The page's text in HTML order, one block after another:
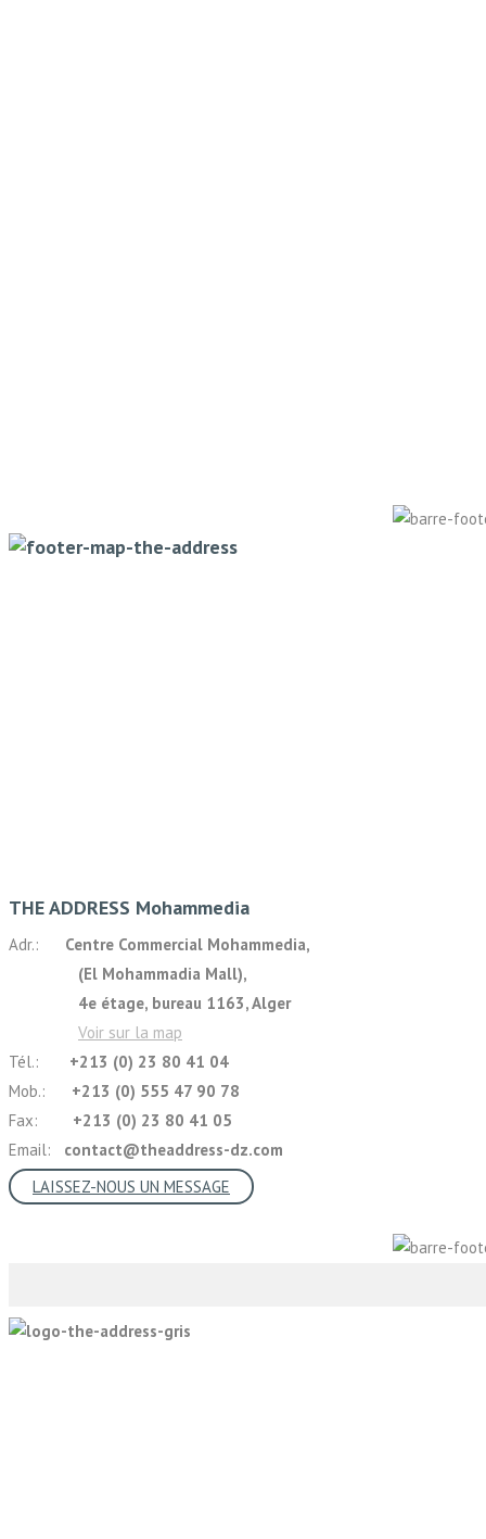
THE ADDRESS Mohammedia
Adr.: Centre Commercial Mohammedia,
(El Mohammadia Mall),
4e étage, bureau 1163, Alger
Voir sur la map
Tél.:
+213 (0) 23 80 41 04
Mob.: +213 (0) 555 47 90 78
Fax: +213 (0) 23 80 41 05
Email: contact@theaddress-dz.com
LAISSEZ-NOUS UN MESSAGE